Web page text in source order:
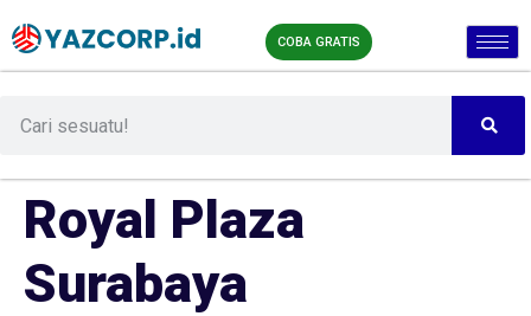
COBA GRATIS
Royal Plaza
Surabaya